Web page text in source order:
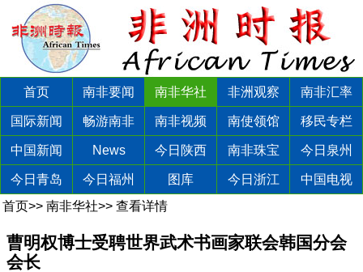
首页 南非要闻 南非华社 非洲观察 南非汇率
国际新闻 畅游南非 南非视频 南使领馆 移民专栏
中国新闻 News 今日陕西 南非珠宝 今日泉州
今日青岛 今日福州 图库 今日浙江
中国电视
首页>> 南非华社>> 查看详情
曹明权博士受聘世界武术书画家联会韩国分会
会长